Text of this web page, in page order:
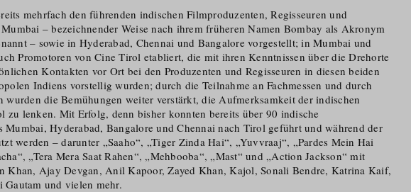
mehrfach den führenden indischen Filmproduzenten, Regisseuren und
– bezeichnender Weise nach ihrem früheren Namen Bombay als Akronym
– sowie in Hyderabad, Chennai und Bangalore vorgestellt; in Mumbai und
Promotoren von Cine Tirol etabliert, die mit ihren Kenntnissen über die Drehorte
Kontakten vor Ort bei den Produzenten und Regisseuren in diesen beiden
Indiens vorstellig wurden; durch die Teilnahme an Fachmessen und durch
wurden die Bemühungen weiter verstärkt, die Aufmerksamkeit der indischen
zu lenken. Mit Erfolg, denn bisher konnten bereits über 90 indische
Mumbai, Hyderabad, Bangalore und Chennai nach Tirol geführt und während der
werden – darunter „Saaho“, „Tiger Zinda Hai“, „Yuvvraaj“, „Pardes Mein Hai
„Tera Mera Saat Rahen“, „Mehbooba“, „Mast“ und „Action Jackson“ mit
Khan, Ajay Devgan, Anil Kapoor, Zayed Khan, Kajol, Sonali Bendre, Katrina Kaif,
Gautam und vielen mehr.